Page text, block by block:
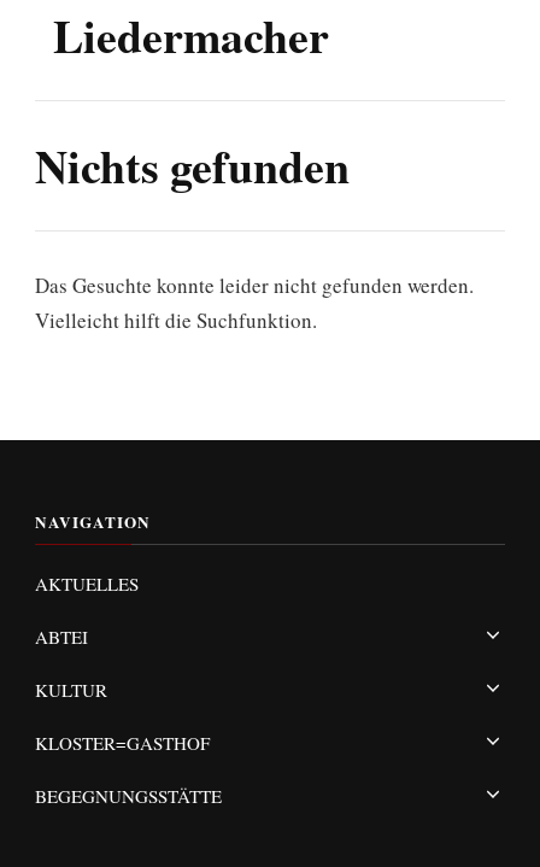
Liedermacher
Nichts gefunden
Das Gesuchte konnte leider nicht gefunden werden.
Vielleicht hilft die Suchfunktion.
NAVIGATION
AKTUELLES
ABTEI
KULTUR
KLOSTER=GASTHOF
BEGEGNUNGSSTÄTTE